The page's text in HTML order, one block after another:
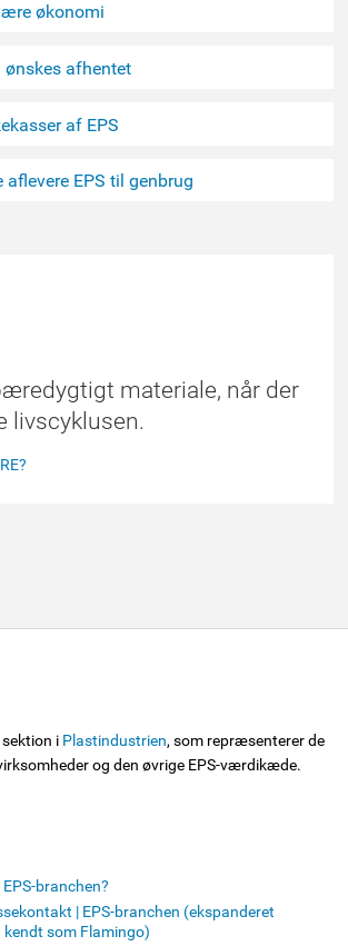
økonomi
ønskes afhentet
af EPS
aflevere EPS til genbrug
materiale, når der
livscyklusen.
sektion i Plastindustrien, som repræsenterer de
og den øvrige EPS-værdikæde.
branchen?
| EPS-branchen (ekspanderet
som Flamingo)